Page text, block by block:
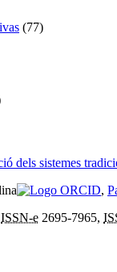
(77)
dels sistemes
,
ISSN-e 2695-7965,